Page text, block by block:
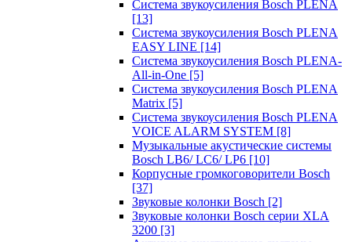
Система звукоусиления Bosch PLENA
[13]
Система звукоусиления Bosch PLENA
EASY LINE [14]
Система звукоусиления Bosch PLENA-
All-in-One [5]
Система звукоусиления Bosch PLENA
Matrix [5]
Система звукоусиления Bosch PLENA
VOICE ALARM SYSTEM [8]
Музыкальные акустические системы
Bosch LB6/ LC6/ LP6 [10]
Корпусные громкоговорители Bosch
[37]
Звуковые колонки Bosch [2]
Звуковые колонки Bosch серии XLA
3200 [3]